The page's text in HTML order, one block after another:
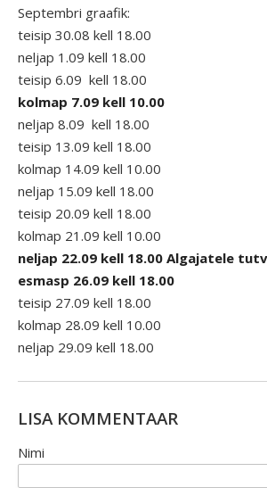
Septembri graafik:
teisip 30.08 kell 18.00
neljap 1.09 kell 18.00
teisip 6.09 kell 18.00
kolmap 7.09 kell 10.00
neljap 8.09 kell 18.00
teisip 13.09 kell 18.00
kolmap 14.09 kell 10.00
neljap 15.09 kell 18.00
teisip 20.09 kell 18.00
kolmap 21.09 kell 10.00
neljap 22.09 kell 18.00 Algajatele
esmasp 26.09 kell 18.00
teisip 27.09 kell 18.00
kolmap 28.09 kell 10.00
neljap 29.09 kell 18.00
LISA KOMMENTAAR
Nimi